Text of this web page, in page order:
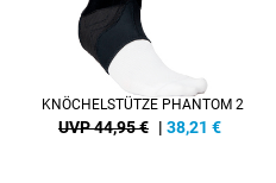
KNÖCHELSTÜTZE PHANTOM 2
UVP 44,95 € | 38,21 €